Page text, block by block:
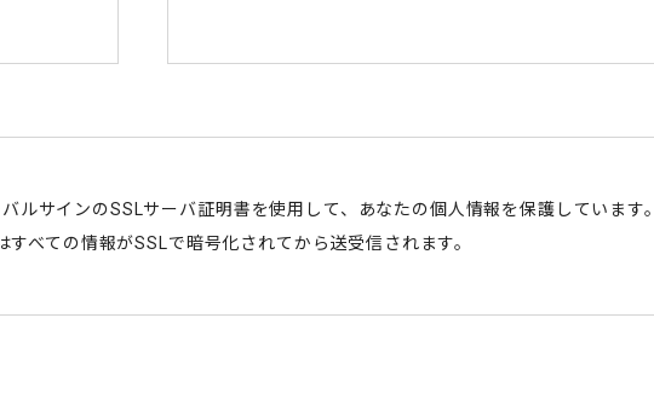
ルサインのSSLサーバ証明書を使用して、あなたの個人情報を保護しています。
べての情報がSSLで暗号化されてから送受信されます。